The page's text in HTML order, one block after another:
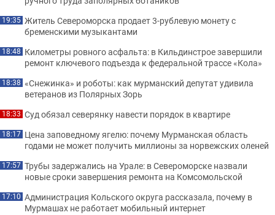
19:35 Житель Североморска продает 3-рублевую монету с
бременскими музыкантами
18:48 Километры ровного асфальта: в Кильдинстрое завершили
ремонт ключевого подъезда к федеральной трассе «Кола»
18:38 «Снежинка» и роботы: как мурманский депутат удивила
ветеранов из Полярных Зорь
18:33 Суд обязал северянку навести порядок в квартире
18:17 Цена заповедному ягелю: почему Мурманская область
годами не может получить миллионы за норвежских оленей
17:57 Трубы задержались на Урале: в Североморске назвали
новые сроки завершения ремонта на Комсомольской
17:10 Администрация Кольского округа рассказала, почему в
Мурмашах не работает мобильный интернет